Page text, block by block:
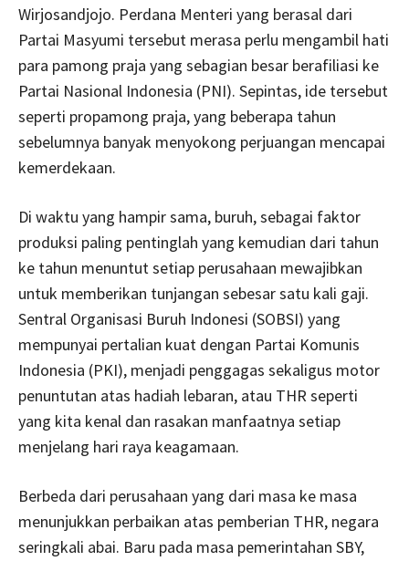
Wirjosandjojo. Perdana Menteri yang berasal dari
Partai Masyumi tersebut merasa perlu mengambil hati
para pamong praja yang sebagian besar berafiliasi ke
Partai Nasional Indonesia (PNI). Sepintas, ide tersebut
seperti propamong praja, yang beberapa tahun
sebelumnya banyak menyokong perjuangan mencapai
kemerdekaan.
Di waktu yang hampir sama, buruh, sebagai faktor
produksi paling pentinglah yang kemudian dari tahun
ke tahun menuntut setiap perusahaan mewajibkan
untuk memberikan tunjangan sebesar satu kali gaji.
Sentral Organisasi Buruh Indonesi (SOBSI) yang
mempunyai pertalian kuat dengan Partai Komunis
Indonesia (PKI), menjadi penggagas sekaligus motor
penuntutan atas hadiah lebaran, atau THR seperti
yang kita kenal dan rasakan manfaatnya setiap
menjelang hari raya keagamaan.
Berbeda dari perusahaan yang dari masa ke masa
menunjukkan perbaikan atas pemberian THR, negara
seringkali abai. Baru pada masa pemerintahan SBY,